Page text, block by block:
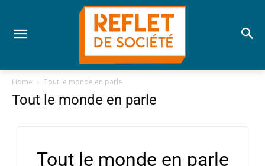
Home Tout le monde en parle
Tout le monde en parle
Tout le monde en parle